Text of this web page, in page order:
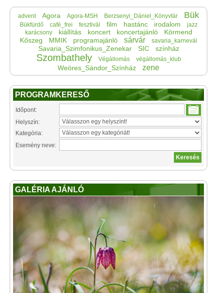
advent Agora Agora-MSH Berzsenyi_Dániel_Könyvtár Bük
Bükfürdő café_frei fesztivál film hastánc irodalom
jazz
karácsony
kiállítás koncert koncertajánló
Körmend
Kőszeg
MMIK programajánló sárvár savaria_karnevál
Savaria_Szimfonikus_Zenekar SIC színház
Szombathely Végállomás végállomás_klub
Weöres_Sándor_Színház zene
PROGRAMKERESŐ
Időpont:
Helyszín:
Kategória:
Esemény neve:
GALÉRIA AJÁNLÓ